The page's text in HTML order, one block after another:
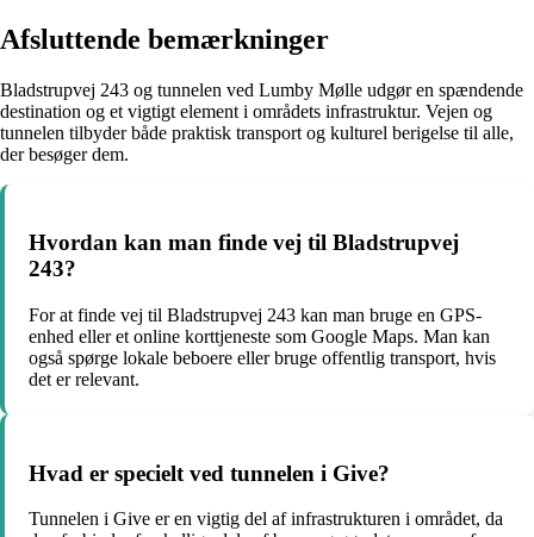
Afsluttende bemærkninger
Bladstrupvej 243 og tunnelen ved Lumby Mølle udgør en spændende
destination og et vigtigt element i områdets infrastruktur. Vejen og
tunnelen tilbyder både praktisk transport og kulturel berigelse til alle,
der besøger dem.
Hvordan kan man finde vej til Bladstrupvej
243?
For at finde vej til Bladstrupvej 243 kan man bruge en GPS-
enhed eller et online korttjeneste som Google Maps. Man kan
også spørge lokale beboere eller bruge offentlig transport, hvis
det er relevant.
Hvad er specielt ved tunnelen i Give?
Tunnelen i Give er en vigtig del af infrastrukturen i området, da